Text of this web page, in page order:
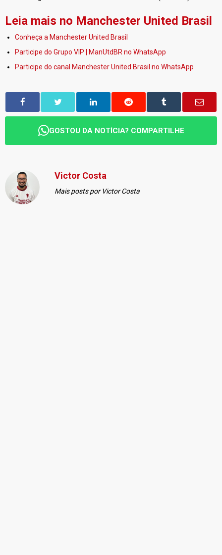
Leia mais no Manchester United Brasil
Conheça a Manchester United Brasil
Participe do Grupo VIP | ManUtdBR no WhatsApp
Participe do canal Manchester United Brasil no WhatsApp
GOSTOU DA NOTÍCIA? COMPARTILHE
Victor Costa
Mais posts por Victor Costa